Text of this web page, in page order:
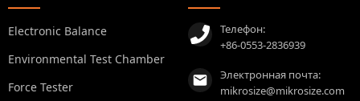
Electronic Balance
Environmental Test Chamber
Force Tester
Телефон:
+86-0553-2836939
Электронная почта:
mikrosize@mikrosize.com